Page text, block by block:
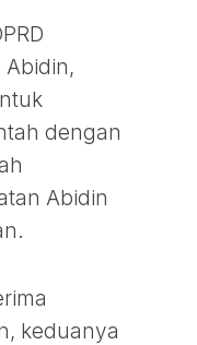
Abidin,
dengan
Abidin
keduanya